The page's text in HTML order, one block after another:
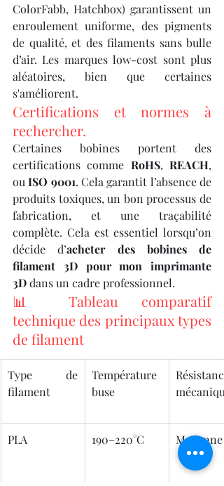
ColorFabb, Hatchbox) garantissent un
enroulement uniforme, des pigments
de qualité, et des filaments sans bulle
d’air. Les marques low-cost sont plus
aléatoires, bien que certaines
s'améliorent.
Certifications et normes à
rechercher.
Certaines bobines portent des
certifications comme RoHS, REACH,
ou ISO 9001. Cela garantit l’absence de
produits toxiques, un bon processus de
fabrication, et une traçabilité
complète. Cela est essentiel lorsqu’on
décide d’acheter des bobines de
filament 3D pour mon imprimante
3D dans un cadre professionnel.
📊 Tableau comparatif
technique des principaux types
de filament
Type de
filament
Température
buse
Résistance
mécanique
PLA 190–220°C Moyenne